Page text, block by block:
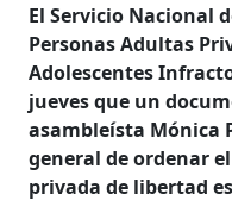
El Servicio Nacional
Personas Adultas
Adolescentes
jueves que un
asambleísta Mónica
general de ordenar
privada de libertad